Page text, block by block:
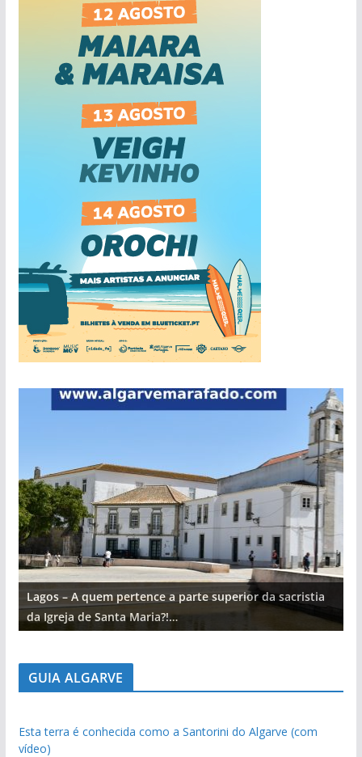
Lagos – A quem pertence a parte superior da sacristia
da Igreja de Santa Maria?!…
GUIA ALGARVE
Esta terra é conhecida como a Santorini do Algarve (com
vídeo)